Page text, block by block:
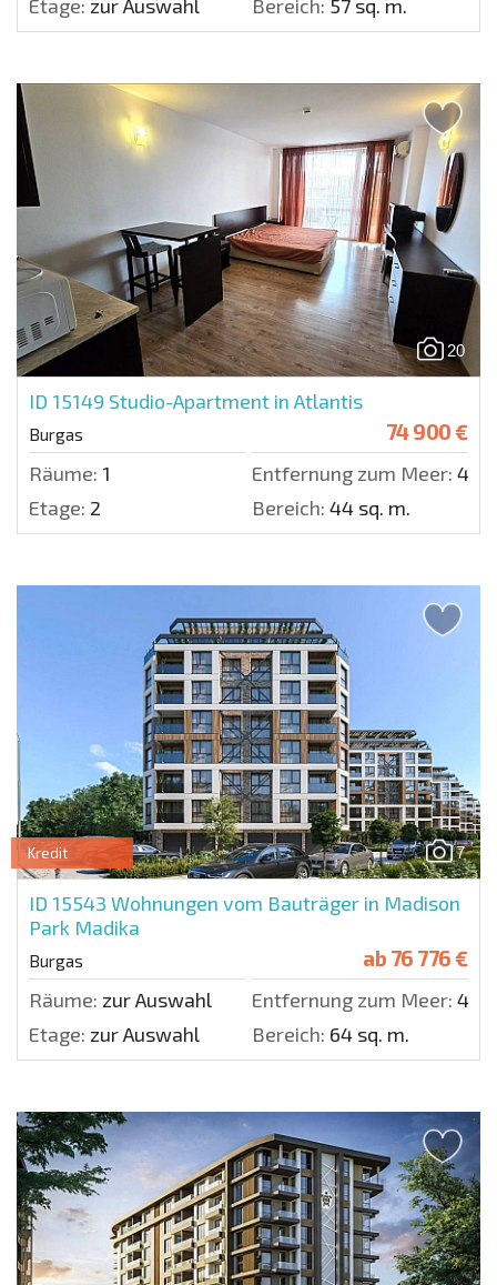
Etage: zur Auswahl Bereich: 57 sq. m.
20
ID 15149 Studio-Apartment in Atlantis
Burgas 74 900 €
Räume: 1 Entfernung zum Meer: 400
Etage: 2 Bereich: 44 sq. m.
7
Kredit
ID 15543 Wohnungen vom Bauträger in Madison
Park Madika
Burgas ab 76 776 €
Räume: zur Auswahl Entfernung zum Meer:
Etage: zur Auswahl Bereich: 64 sq. m.